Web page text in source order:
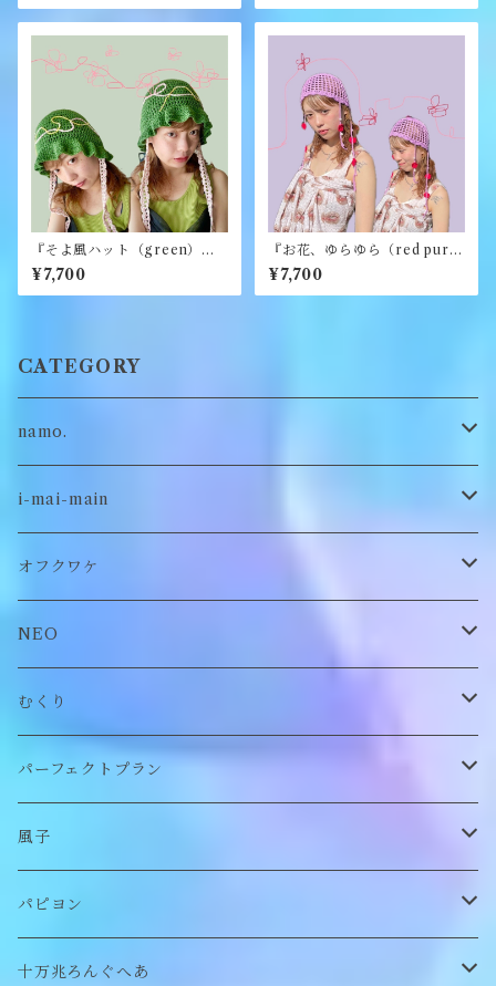
『そよ風ハット（green）』
《merry yarn》
¥7,700
『お花、ゆらゆら（red purpl
e）』《merry yarn》
¥7,700
CATEGORY
namo.
古着
オリジナル
i-mai-main
ビスチェ
付け襟
帽子
スヌード
チョーカー/ネックレス
バッグ
バブーシュカ
オフクワケ
トップス
アウター
付け襟
bag/巾着
パンツ
ヘアアクセサリー
NEO
財布
ポーチ
bag/巾着
ピアス/イヤリング
イヤカフ
むくり
リング
ピアス/イヤリング
ブローチ
刺繍キャップ
パーフェクトプラン
ワンピース
トップス
アウター
風子
ぬいぐるみ
刺繍ポーチ
パピヨン
ぬいぐるみ
十万兆ろんぐへあ